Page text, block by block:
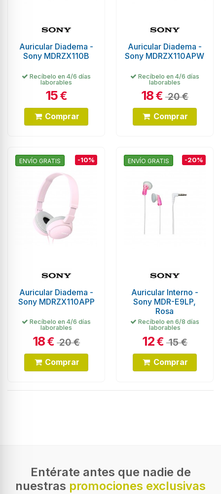
Auricular Diadema -
Sony MDRZX110B
Recíbelo en 4/6 días
laborables
15€
Comprar
Auricular Diadema -
Sony MDRZX110APW
Recíbelo en 4/6 días
laborables
18€ 20 €
Comprar
ENVÍO GRATIS -10%
Auricular Diadema -
Sony MDRZX110APP
Recíbelo en 4/6 días
laborables
18€ 20 €
Comprar
ENVÍO GRATIS -20%
Auricular Interno -
Sony MDR-E9LP,
Rosa
Recíbelo en 6/8 días
laborables
12€ 15 €
Comprar
Entérate antes que nadie de
nuestras promociones exclusivas